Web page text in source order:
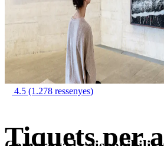
4.5 (1.278 ressenyes)
Tiquets per